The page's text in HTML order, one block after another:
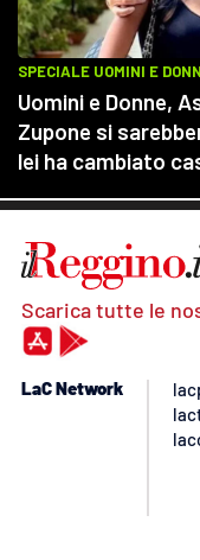
Scarica tutte le
LaC Network